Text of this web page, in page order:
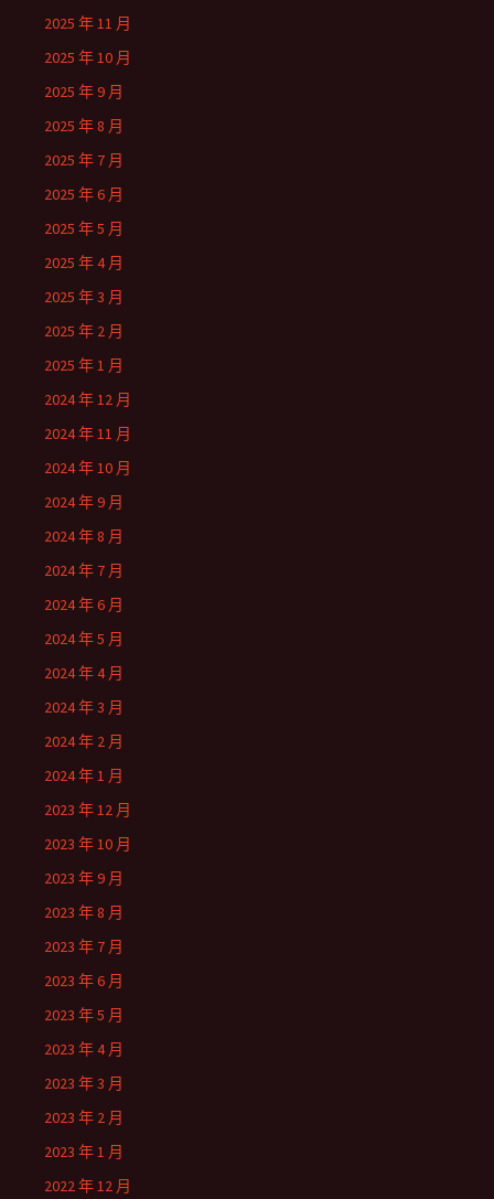
2025 年 11 月
2025 年 10 月
2025 年 9 月
2025 年 8 月
2025 年 7 月
2025 年 6 月
2025 年 5 月
2025 年 4 月
2025 年 3 月
2025 年 2 月
2025 年 1 月
2024 年 12 月
2024 年 11 月
2024 年 10 月
2024 年 9 月
2024 年 8 月
2024 年 7 月
2024 年 6 月
2024 年 5 月
2024 年 4 月
2024 年 3 月
2024 年 2 月
2024 年 1 月
2023 年 12 月
2023 年 10 月
2023 年 9 月
2023 年 8 月
2023 年 7 月
2023 年 6 月
2023 年 5 月
2023 年 4 月
2023 年 3 月
2023 年 2 月
2023 年 1 月
2022 年 12 月